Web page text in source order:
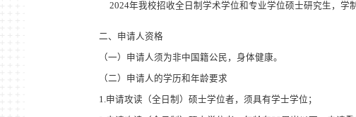
2024年我校招收全日制学术学位和专业学位硕士研究生，学
二、申请人资格
（一）申请人须为非中国籍公民，身体健康。
（二）申请人的学历和年龄要求
1.申请攻读（全日制）硕士学位者，须具有学士学位；